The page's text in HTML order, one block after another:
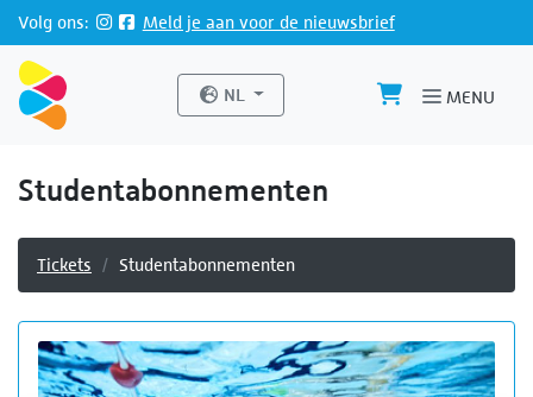
Direct naar de inhoud van de pagina
Volg ons: Meld je aan voor de nieuwsbrief
Website taal
NL MENU
Studentabonnementen
Tickets Studentabonnementen